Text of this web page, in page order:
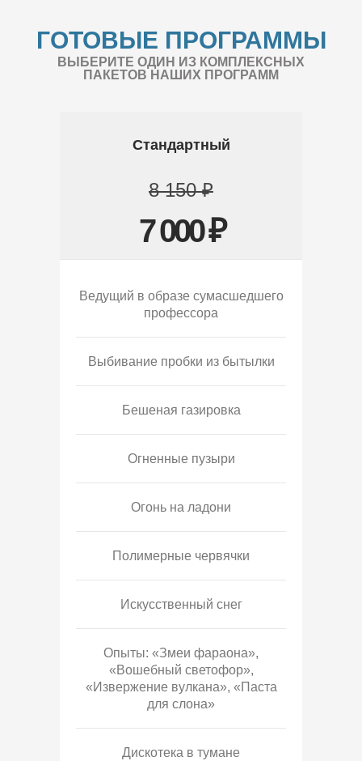
ГОТОВЫЕ ПРОГРАММЫ
ВЫБЕРИТЕ ОДИН ИЗ КОМПЛЕКСНЫХ
ПАКЕТОВ НАШИХ ПРОГРАММ
Стандартный
8 150 ₽
7 000 ₽
Ведущий в образе сумасшедшего
профессора
Выбивание пробки из бытылки
Бешеная газировка
Огненные пузыри
Огонь на ладони
Полимерные червячки
Искусственный снег
Опыты: «Змеи фараона»,
«Вошебный светофор»,
«Извержение вулкана», «Паста
для слона»
Дискотека в тумане